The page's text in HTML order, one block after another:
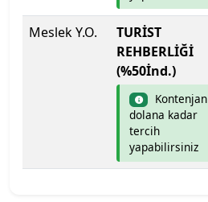
Meslek Y.O.
TURİST
REHBERLİĞİ
(%50İnd.)
Kontenjan
dolana kadar
tercih
yapabilirsiniz